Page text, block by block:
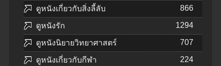
ดูหนังเกี่ยวกับสิ่งลี้ลับ 866
ดูหนังรัก 1294
ดูหนังนิยายวิทยาศาสตร์ 707
ดูหนังเกี่ยวกับกีฬา 224